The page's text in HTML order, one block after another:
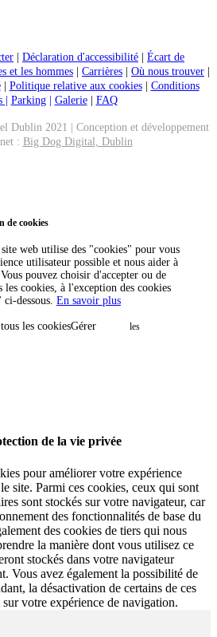
Déclaration d'accessibilité
Écart de
et les hommes
Carrières Où nous trouver
| Politique relative aux cookies| Conditions
Parking Galerie| FAQ
Dublin 2021 | Conception et développement
: Big Dog Digital, Dublin
de cookies
web utilise des "cookies" pour vous
utilisateur possible et nous aider à
pouvez choisir d'accepter ou de
cookies, à l'exception des cookies
ci-dessous. En savoir plus
tous les cookiesGérer
les
de la vie privée
pour améliorer votre expérience
site. Parmi ces cookies, ceux qui sont
sont stockés sur votre navigateur, car
des fonctionnalités de base du
des cookies de tiers qui nous
la manière dont vous utilisez ce
stockés dans votre navigateur
Vous avez également la possibilité de
la désactivation de certains de ces
votre expérience de navigation.